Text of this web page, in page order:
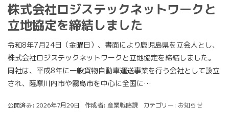
株式会社ロジステックネットワークと
立地協定を締結しました
令和8年7月24日（金曜日）、書面により鹿児島県を立会人とし、
株式会社ロジステックネットワークと立地協定を締結しました。
同社は、平成8年に一般貨物自動車運送事業を行う会社として設立
され、薩摩川内市や霧島市を中心に全国に…
公開済み: 2026年7月29日 作成者: 産業戦略課 カテゴリー: お知らせ